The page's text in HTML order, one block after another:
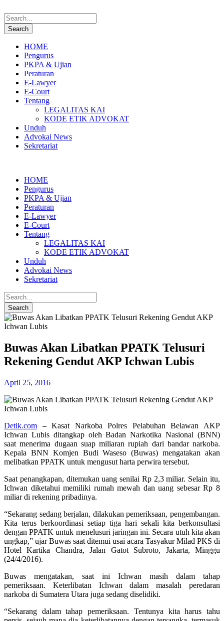
HOME
Pengurus
PKPA & Ujian
Peraturan
E-Lawyer
E-Court
Tentang
LEGALITAS KAI
KODE ETIK ADVOKAT
Unduh
Advokai News
Sekretariat
HOME
Pengurus
PKPA & Ujian
Peraturan
E-Lawyer
E-Court
Tentang
LEGALITAS KAI
KODE ETIK ADVOKAT
Unduh
Advokai News
Sekretariat
Buwas Akan Libatkan PPATK Telusuri
Rekening Gendut AKP Ichwan Lubis
April 25, 2016
Detik.com – Kasat Narkoba Polres Pelabuhan Belawan AKP
Ichwan Lubis ditangkap oleh Badan Narkotika Nasional (BNN)
saat menerima dugaan suap miliaran rupiah dari bandar narkoba.
Kepala BNN Komjen Budi Waseso (Buwas) mengatakan akan
melibatkan PPATK untuk mengusut harta perwira tersebut.
Saat penangkapan, ditemukan uang senilai Rp 2,3 miliar. Selain itu,
Ichwan diketahui memiliki rumah mewah dan uang sebesar Rp 8
miliar di rekening pribadinya.
“Sekarang sedang berjalan, dilakukan pemeriksaan, pengembangan.
Kita terus berkoordinasi setiap tiga hari sekali kita berkonsultasi
dengan PPATK untuk menelusuri jaringan ini. Secara utuh kita akan
ungkap,” ujar Buwas saat ditemui usai acara Tasyakur Milad PKS di
Hotel Kartika Chandra, Jalan Gatot Subroto, Jakarta, Minggu
(24/4/2016).
Buwas mengatakan, saat ini Ichwan masih dalam tahap
pemeriksaan. Keterlibatan Ichwan dalam masalah peredaran
narkoba di Sumatera Utara juga sedang diselidiki.
“Sekarang dalam tahap pemeriksaan. Tentunya kita harus tahu